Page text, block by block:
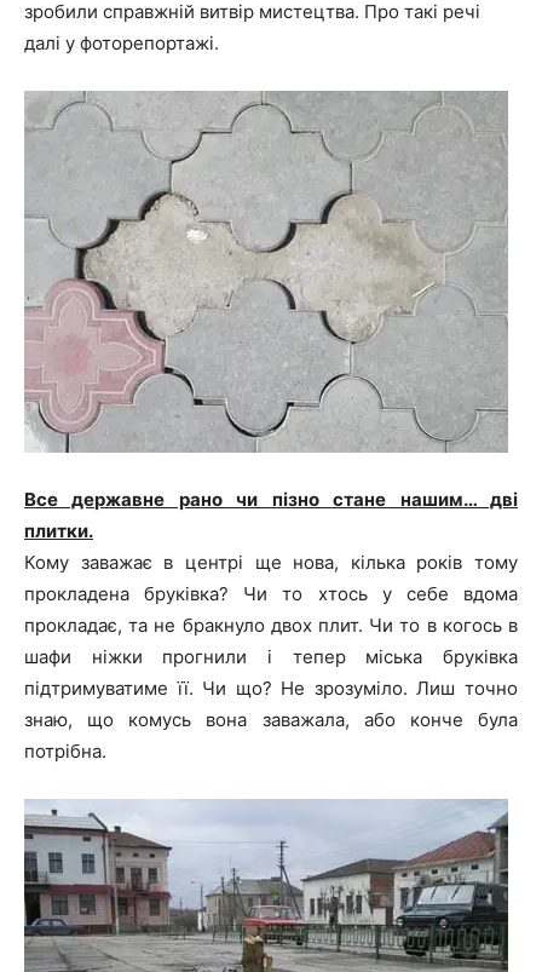
зробили справжній витвір мистецтва. Про такі речі
далі у фоторепортажі.
Все державне рано чи пізно стане нашим… дві
плитки.
Кому заважає в центрі ще нова, кілька років тому
прокладена бруківка? Чи то хтось у себе вдома
прокладає, та не бракнуло двох плит. Чи то в когось в
шафи ніжки прогнили і тепер міська бруківка
підтримуватиме її. Чи що? Не зрозуміло. Лиш точно
знаю, що комусь вона заважала, або конче була
потрібна.